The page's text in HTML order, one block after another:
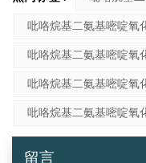
吡咯烷基二氨基嘧啶氧
吡咯烷基二氨基嘧啶氧
吡咯烷基二氨基嘧啶氧
吡咯烷基二氨基嘧啶氧
留言